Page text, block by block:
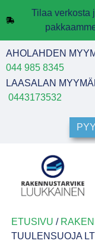
Tilaa verkosta
AHOLAHDEN
044 985 8345
LAASALAN
0443173532
ETUSIVU /
TUULENSUOJA